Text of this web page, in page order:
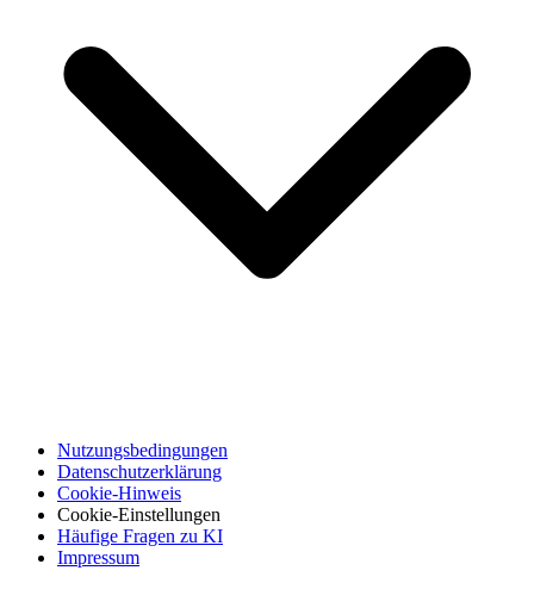
Nutzungsbedingungen
Datenschutzerklärung
Cookie-Hinweis
Cookie-Einstellungen
Häufige Fragen zu KI
Impressum